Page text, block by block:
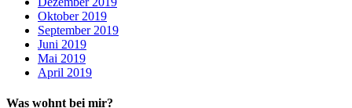
Oktober 2019
September 2019
Juni 2019
Mai 2019
April 2019
Was wohnt bei mir?